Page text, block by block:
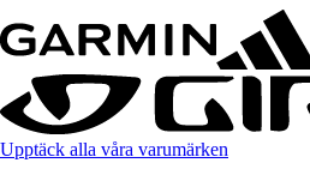
Upptäck alla våra varumärken